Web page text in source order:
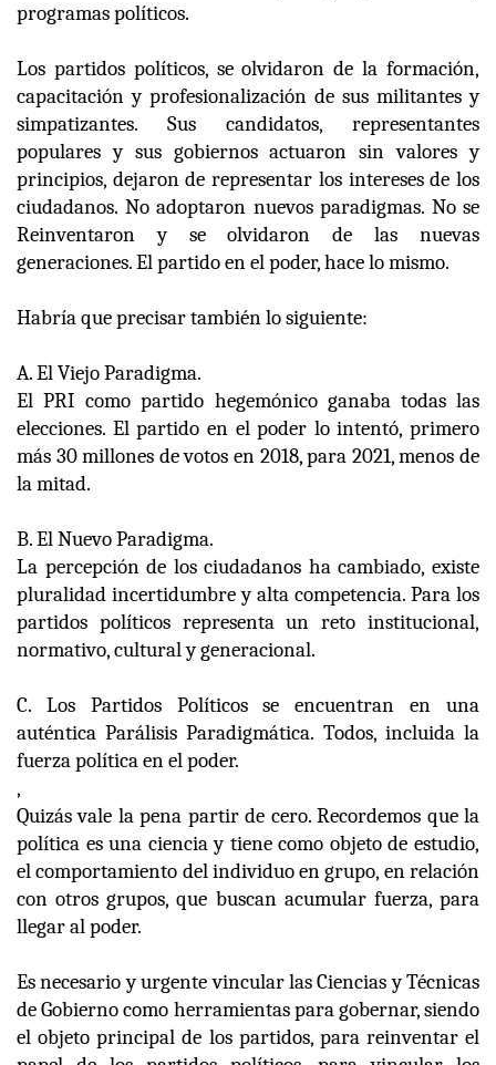
programas políticos.
Los partidos políticos, se olvidaron de la formación,
capacitación y profesionalización de sus militantes y
simpatizantes. Sus candidatos, representantes
populares y sus gobiernos actuaron sin valores y
principios, dejaron de representar los intereses de los
ciudadanos. No adoptaron nuevos paradigmas. No se
Reinventaron y se olvidaron de las nuevas
generaciones. El partido en el poder, hace lo mismo.
Habría que precisar también lo siguiente:
A. El Viejo Paradigma.
El PRI como partido hegemónico ganaba todas las
elecciones. El partido en el poder lo intentó, primero
más 30 millones de votos en 2018, para 2021, menos de
la mitad.
B. El Nuevo Paradigma.
La percepción de los ciudadanos ha cambiado, existe
pluralidad incertidumbre y alta competencia. Para los
partidos políticos representa un reto institucional,
normativo, cultural y generacional.
C. Los Partidos Políticos se encuentran en una
auténtica Parálisis Paradigmática. Todos, incluida la
fuerza política en el poder.
,
Quizás vale la pena partir de cero. Recordemos que la
política es una ciencia y tiene como objeto de estudio,
el comportamiento del individuo en grupo, en relación
con otros grupos, que buscan acumular fuerza, para
llegar al poder.
Es necesario y urgente vincular las Ciencias y Técnicas
de Gobierno como herramientas para gobernar, siendo
el objeto principal de los partidos, para reinventar el